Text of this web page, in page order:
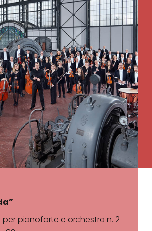
pianoforte e orchestra n. 2